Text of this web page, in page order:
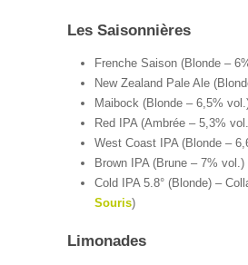
Les Saisonnières
Frenche Saison (Blonde –
New Zealand Pale Ale
Maibock (Blonde – 6,5%
Red IPA (Ambrée – 5,3%
West Coast IPA (Blonde –
Brown IPA (Brune – 7% vol.)
Cold IPA 5.8° (Blonde) –
Souris)
Limonades